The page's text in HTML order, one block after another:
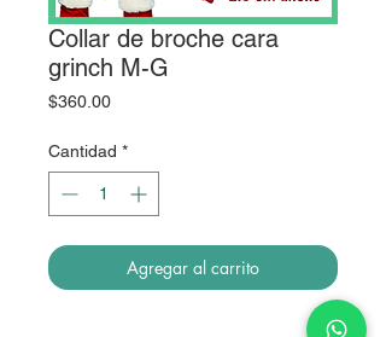
Collar de broche cara
grinch M-G
$360.00Precio
Cantidad *
Agregar al carrito